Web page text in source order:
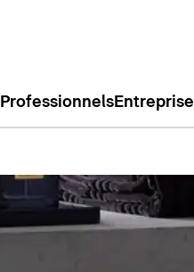
ProfessionnelsEntreprise